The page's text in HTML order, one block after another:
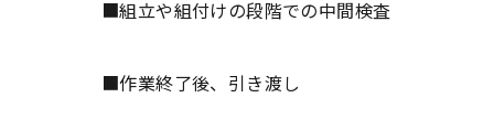
■組立や組付けの段階での中間検査
■作業終了後、引き渡し